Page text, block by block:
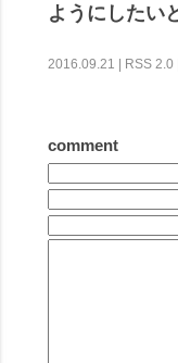
ようにしたい
2016.09.21 | RSS 2.0
comment